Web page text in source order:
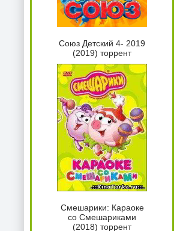
Союз Детский 4- 2019
(2019) торрент
Смешарики: Караоке
со Смешариками
(2018) торрент